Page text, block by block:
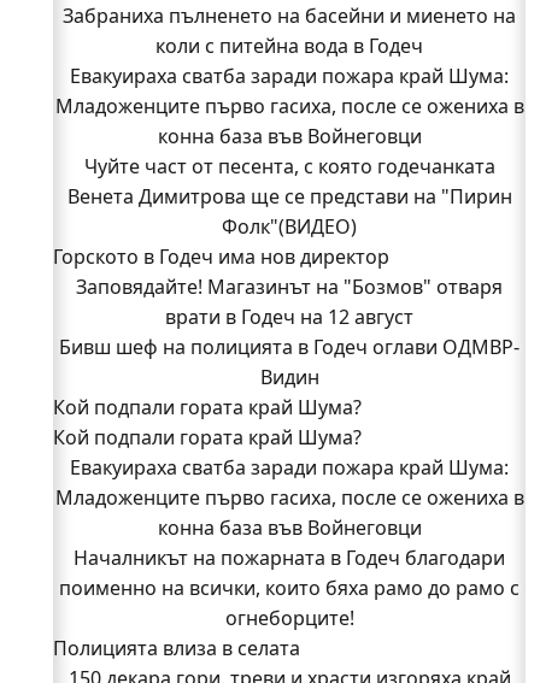
Забраниха пълненето на басейни и миенето на
коли с питейна вода в Годеч
Евакуираха сватба заради пожара край Шума:
Младоженците първо гасиха, после се ожениха в
конна база във Войнеговци
Чуйте част от песента, с която годечанката
Венета Димитрова ще се представи на "Пирин
Фолк"(ВИДЕО)
Горското в Годеч има нов директор
Заповядайте! Магазинът на "Бозмов" отваря
врати в Годеч на 12 август
Бивш шеф на полицията в Годеч оглави ОДМВР-
Видин
Кой подпали гората край Шума?
Младежи от Люлин и Део сред първите
доброволци на пожара край Шума (СНИМКИ)
Началникът на пожарната в Годеч благодари
поименно на всички, които бяха рамо до рамо с
огнеборците!
150 декара гори, треви и храсти изгоряха край
Годеч, десетки доброволци се хвърлиха в
битката с огъня (СНИМКИ/ВИДЕО)
Кой подпали гората край Шума?
Евакуираха сватба заради пожара край Шума:
Младоженците първо гасиха, после се ожениха в
конна база във Войнеговци
Началникът на пожарната в Годеч благодари
поименно на всички, които бяха рамо до рамо с
огнеборците!
Полицията влиза в селата